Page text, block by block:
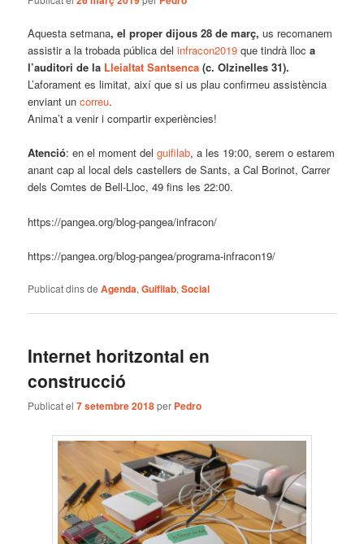
Aquesta setmana, el proper dijous 28 de març, us recomanem
assistir a la trobada pública delinfracon2019 que tindrà lloca
l’auditori de la Lleialtat Santsenca (c. Olzinelles 31).
L’aforament es limitat, així que si us plau confirmeu assistència
enviant uncorreu.
Anima’t a venir i compartir experiències!
Atenció: en el moment delguifilab, a les 19:00, serem o estarem
anant cap al local dels castellers de Sants, a Cal Borinot, Carrer
dels Comtes de Bell-Lloc, 49 fins les 22:00.
https://pangea.org/blog-pangea/infracon/
https://pangea.org/blog-pangea/programa-infracon19/
Publicat dins de Agenda,Guifilab,Social
Internet horitzontal en
construcció
Publicat el7 setembre 2018per Pedro